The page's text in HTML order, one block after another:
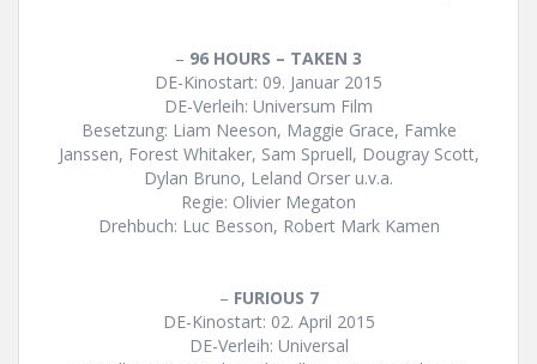
– 96 HOURS – TAKEN 3
DE-Kinostart: 09. Januar 2015
DE-Verleih: Universum Film
Besetzung: Liam Neeson, Maggie Grace, Famke
Janssen, Forest Whitaker, Sam Spruell, Dougray Scott,
Dylan Bruno, Leland Orser u.v.a.
Regie: Olivier Megaton
Drehbuch: Luc Besson, Robert Mark Kamen
– FURIOUS 7
DE-Kinostart: 02. April 2015
DE-Verleih: Universal